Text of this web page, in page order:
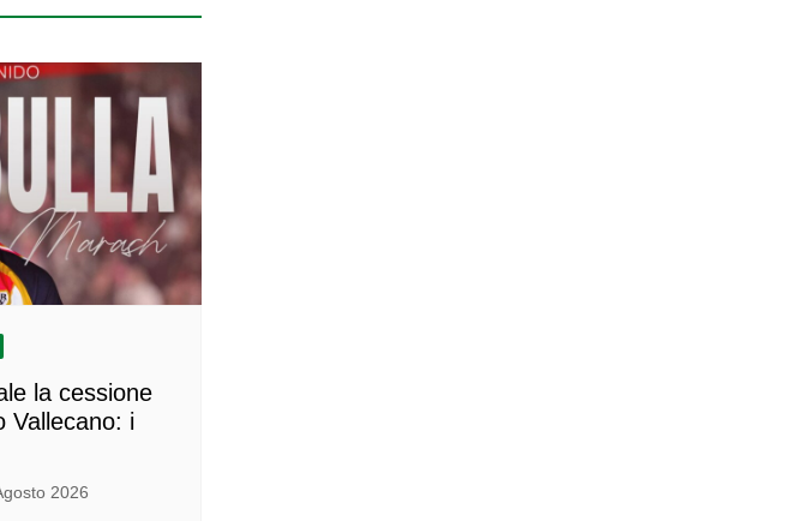
la cessione
Vallecano: i
2026